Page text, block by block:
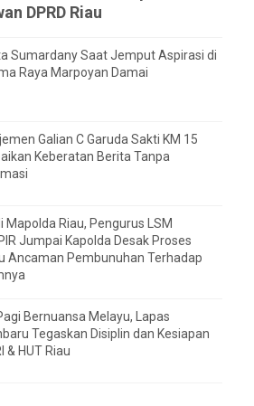
DPRD Riau
Sumardany Saat Jemput Aspirasi di
Raya Marpoyan Damai
Galian C Garuda Sakti KM 15
Keberatan Berita Tanpa
Mapolda Riau, Pengurus LSM
Jumpai Kapolda Desak Proses
Ancaman Pembunuhan Terhadap
Bernuansa Melayu, Lapas
Tegaskan Disiplin dan Kesiapan
& HUT Riau